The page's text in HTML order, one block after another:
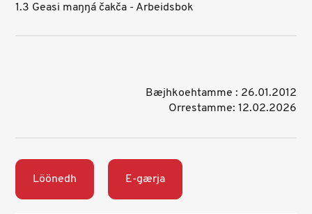
1.3 Geasi maŋŋá čakča - Arbeidsbok
Bæjhkoehtamme : 26.01.2012
Orrestamme: 12.02.2026
Löönedh E-gærja